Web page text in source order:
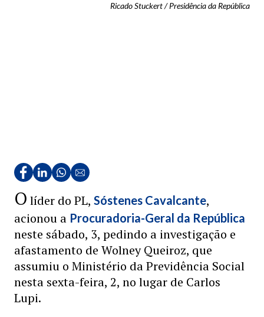
Ricado Stuckert / Presidência da República
O líder do PL, Sóstenes Cavalcante,
acionou a Procuradoria-Geral da República
neste sábado, 3, pedindo a investigação e
afastamento de Wolney Queiroz, que
assumiu o Ministério da Previdência Social
nesta sexta-feira, 2, no lugar de Carlos
Lupi.